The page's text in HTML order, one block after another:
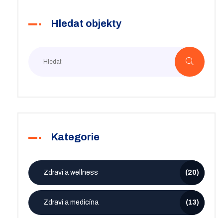
Hledat objekty
Kategorie
Zdraví a wellness (20)
Zdraví a medicína (13)